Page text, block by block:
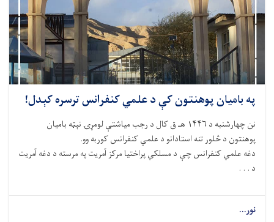
په بامیان پوهنتون کې د علمي کنفرانس ترسره کېدل!
نن چهارشنبه د ۱۴۴۶ هـ ق کال د رجب میاشتې لومړۍ نېټه بامیان
پوهنتون د څلور تنه استادانو د علمي کنفرانس کوربه وو.
دغه علمي کنفرانس چې د مسلکي پراختیا مرکز آمریت په مرسته د دغه آمریت
د . . .
نور...